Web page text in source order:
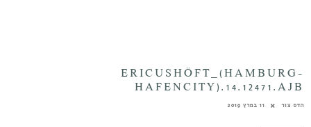
ERICUSHÖFT_(HAMBURG-
HAFENCITY).14.12471.AJB
הדס צור 11 במרץ 2019